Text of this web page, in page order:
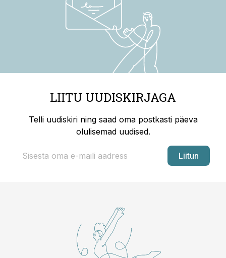
LIITU UUDISKIRJAGA
Telli uudiskiri ning saad oma postkasti päeva
olulisemad uudised.
Liitun